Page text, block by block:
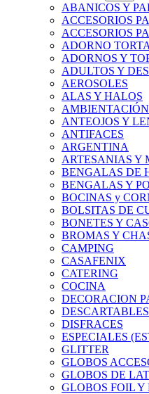
ABANICOS Y
ACCESORIOS
ACCESORIOS
ADORNO TORTA
ADORNOS Y
ADULTOS Y
AEROSOLES
ALAS Y HALOS
ANTEOJOS Y
ANTIFACES
ARGENTINA
ARTESANIAS Y
BENGALAS DE
BENGALAS Y
BOCINAS y
BOLSITAS DE
BONETES Y
BROMAS Y
CAMPING
CASAFENIX
CATERING
COCINA
DECORACION
DESCARTABLES
DISFRACES
ESPECIALES
GLITTER
GLOBOS
GLOBOS DE
GLOBOS FOIL Y